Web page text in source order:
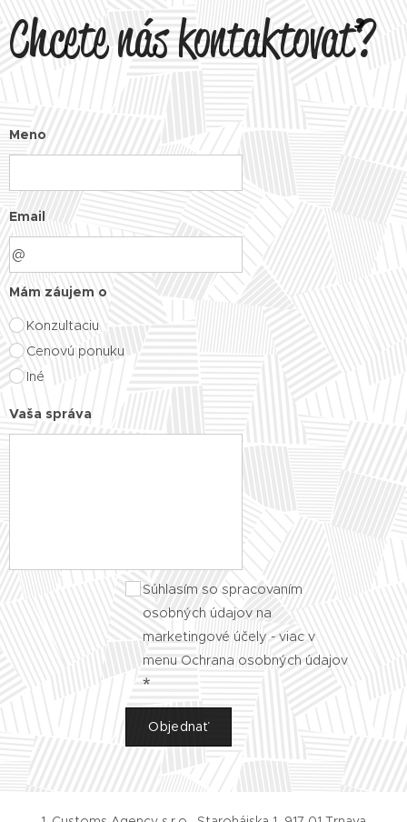
Chcete nás kontaktovať?
Meno
Email
Mám záujem o
Konzultaciu
Cenovú ponuku
Iné
Vaša správa
Súhlasím so spracovaním
osobných údajov na
marketingové účely - viac v
menu Ochrana osobných údajov
Objednať